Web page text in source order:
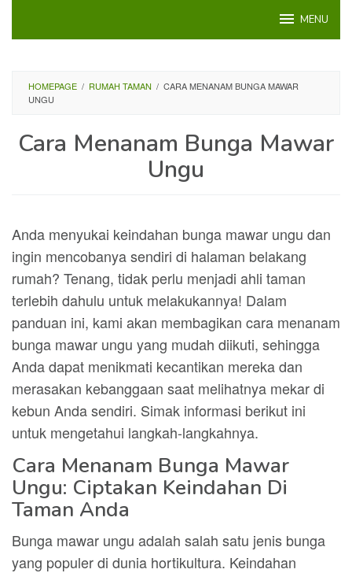
MENU
HOMEPAGE / RUMAH TAMAN / CARA MENANAM BUNGA MAWAR
UNGU
Cara Menanam Bunga Mawar
Ungu
Anda menyukai keindahan bunga mawar ungu dan
ingin mencobanya sendiri di halaman belakang
rumah? Tenang, tidak perlu menjadi ahli taman
terlebih dahulu untuk melakukannya! Dalam
panduan ini, kami akan membagikan cara menanam
bunga mawar ungu yang mudah diikuti, sehingga
Anda dapat menikmati kecantikan mereka dan
merasakan kebanggaan saat melihatnya mekar di
kebun Anda sendiri. Simak informasi berikut ini
untuk mengetahui langkah-langkahnya.
Cara Menanam Bunga Mawar
Ungu: Ciptakan Keindahan Di
Taman Anda
Bunga mawar ungu adalah salah satu jenis bunga
yang populer di dunia hortikultura. Keindahan